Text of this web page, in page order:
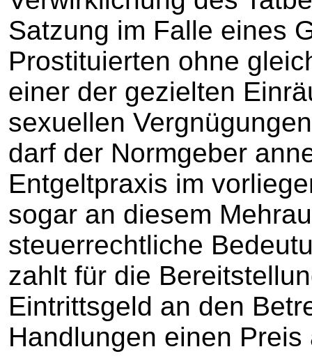
Satzung im Falle eines
Prostituierten ohne
einer der gezielten
sexuellen
darf der Normgeber
Entgeltpraxis im
sogar an diesem
steuerrechtliche
zahlt für die
Eintrittsgeld an den
Handlungen einen